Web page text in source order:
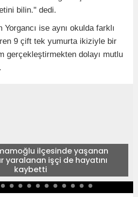
bilin." dedi.
ise aynı okulda farklı
9 çift tek yumurta ikiziyle bir
gerçekleştirmekten dolayı mutlu
ilçesinde yaşanan
yaralanan işçi de hayatını
kaybetti